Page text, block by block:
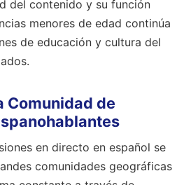
del contenido y su función
menores de edad continúa
de educación y cultura del
Comunidad de
en directo en español se
comunidades geográficas